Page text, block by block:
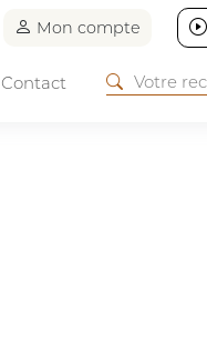
Mon compte
Contact